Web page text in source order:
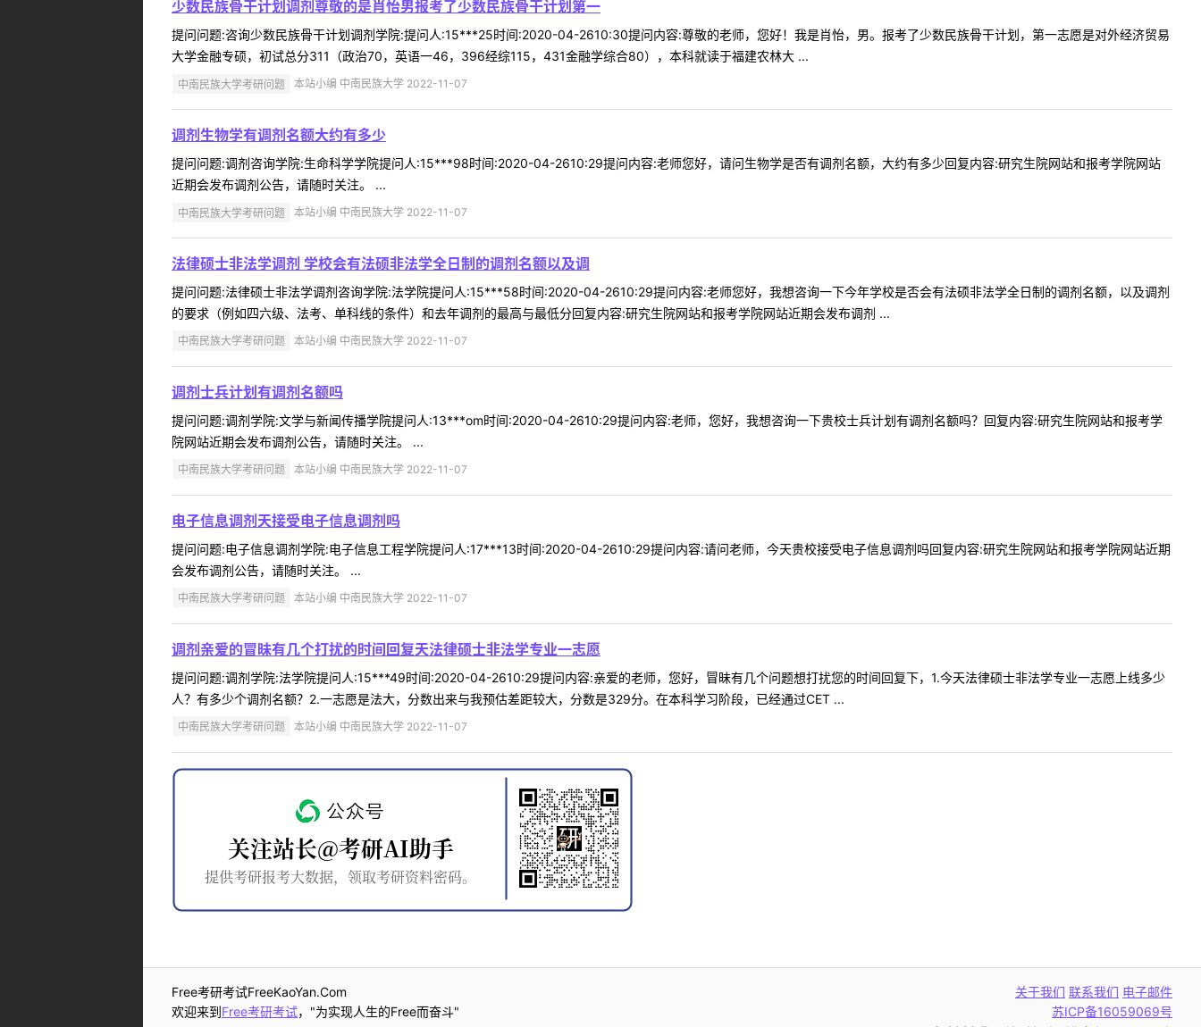
少数民族骨干计划调剂尊敬的是肖怡男报考了少数民族骨干计划第一
提问问题:咨询少数民族骨干计划调剂学院:提问人:15***25时间:2020-04-2610:30提问内容:尊敬的老师，您好！我是肖怡，男。报考了少数民族骨干计划，第一志愿是对外经济贸易
大学金融专硕，初试总分311（政治70，英语一46，396经综115，431金融学综合80），本科就读于福建农林大 ...
中南民族大学考研问题 本站小编 中南民族大学 2022-11-07
调剂生物学有调剂名额大约有多少
提问问题:调剂咨询学院:生命科学学院提问人:15***98时间:2020-04-2610:29提问内容:老师您好，请问生物学是否有调剂名额，大约有多少回复内容:研究生院网站和报考学院网站
近期会发布调剂公告，请随时关注。 ...
中南民族大学考研问题 本站小编 中南民族大学 2022-11-07
法律硕士非法学调剂 学校会有法硕非法学全日制的调剂名额以及调
提问问题:法律硕士非法学调剂咨询学院:法学院提问人:15***58时间:2020-04-2610:29提问内容:老师您好，我想咨询一下今年学校是否会有法硕非法学全日制的调剂名额，以及调剂
的要求（例如四六级、法考、单科线的条件）和去年调剂的最高与最低分回复内容:研究生院网站和报考学院网站近期会发布调剂 ...
中南民族大学考研问题 本站小编 中南民族大学 2022-11-07
调剂士兵计划有调剂名额吗
提问问题:调剂学院:文学与新闻传播学院提问人:13***om时间:2020-04-2610:29提问内容:老师，您好，我想咨询一下贵校士兵计划有调剂名额吗？回复内容:研究生院网站和报考学
院网站近期会发布调剂公告，请随时关注。 ...
中南民族大学考研问题 本站小编 中南民族大学 2022-11-07
电子信息调剂天接受电子信息调剂吗
提问问题:电子信息调剂学院:电子信息工程学院提问人:17***13时间:2020-04-2610:29提问内容:请问老师，今天贵校接受电子信息调剂吗回复内容:研究生院网站和报考学院网站近期
会发布调剂公告，请随时关注。 ...
中南民族大学考研问题 本站小编 中南民族大学 2022-11-07
调剂亲爱的冒昧有几个打扰的时间回复天法律硕士非法学专业一志愿
提问问题:调剂学院:法学院提问人:15***49时间:2020-04-2610:29提问内容:亲爱的老师，您好，冒昧有几个问题想打扰您的时间回复下，1.今天法律硕士非法学专业一志愿上线多少
人？有多少个调剂名额？2.一志愿是法大，分数出来与我预估差距较大，分数是329分。在本科学习阶段，已经通过CET ...
中南民族大学考研问题 本站小编 中南民族大学 2022-11-07
Free考研考试FreeKaoYan.Com
欢迎来到Free考研考试，"为实现人生的Free而奋斗"
关于我们 联系我们 电子邮件
苏ICP备16059069号